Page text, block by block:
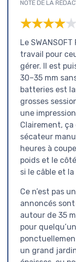
NOTE DE LA
★★★★★
★★★★★
Le
travail pour
gérer. Il est
30–35 mm
batteries est
grosses
une
Clairement,
sécateur
heures à
poids et le
si le câble et
Ce n’est pas
annoncés
autour de 35
pour
un grand